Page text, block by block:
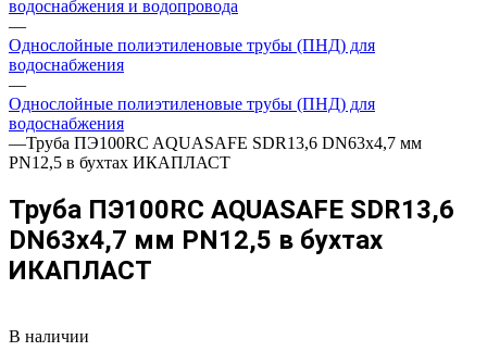
водоснабжения и водопровода
—
Однослойные полиэтиленовые трубы (ПНД) для
водоснабжения
—
Однослойные полиэтиленовые трубы (ПНД) для
водоснабжения
—Труба ПЭ100RC AQUASAFE SDR13,6 DN63х4,7 мм
PN12,5 в бухтах ИКАПЛАСТ
Труба ПЭ100RC AQUASAFE SDR13,6
DN63х4,7 мм PN12,5 в бухтах
ИКАПЛАСТ
В наличии